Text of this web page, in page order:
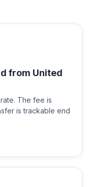
from United
The fee is
is trackable end